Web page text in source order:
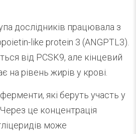
дослідників працювала з
like protein 3 (ANGPTL3).
від PCSK9, але кінцевий
на рівень жирів у крові.
які беруть участь у
це концентрація
може